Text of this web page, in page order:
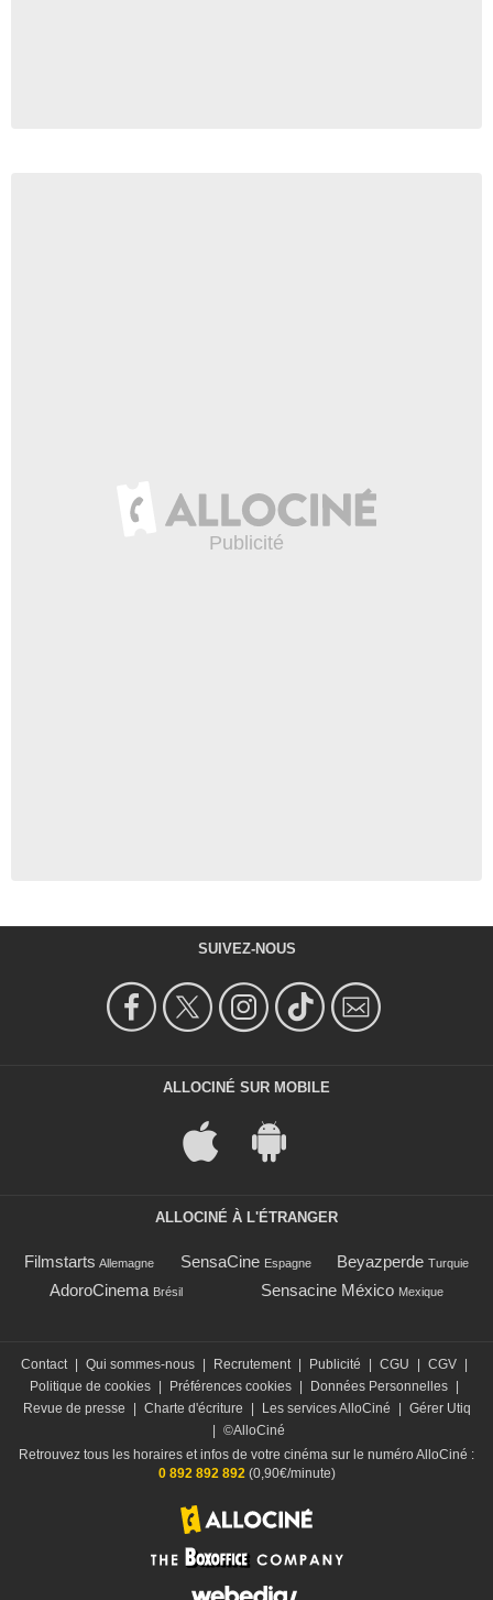
SUIVEZ-NOUS
ALLOCINÉ SUR MOBILE
ALLOCINÉ À L'ÉTRANGER
Filmstarts Allemagne SensaCine Espagne Beyazperde Turquie
AdoroCinema Brésil Sensacine México Mexique
Contact Qui sommes-nous Recrutement Publicité CGU CGV
Politique de cookies
Préférences cookies Données Personnelles
Revue de presse
Charte d'écriture Les services AlloCiné
Gérer Utiq
©AlloCiné
Retrouvez tous les horaires et infos de votre cinéma sur le numéro AlloCiné :
0 892 892 892(0,90€/minute)